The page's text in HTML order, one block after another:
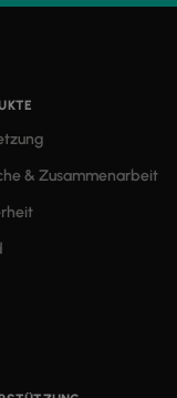
& Zusammenarbeit